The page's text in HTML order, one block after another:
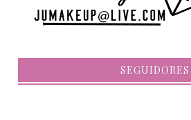
SEGUIDORES